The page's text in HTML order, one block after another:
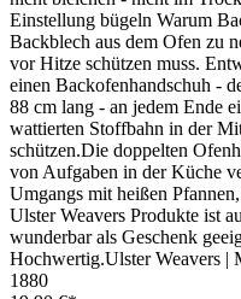
Einstellung bügeln Warum
Backblech aus dem Ofen zu
vor Hitze schützen muss.
einen Backofenhandschuh -
88 cm lang - an jedem Ende
wattierten Stoffbahn in der
schützen.Die doppelten
von Aufgaben in der Küche
Umgangs mit heißen
Ulster Weavers Produkte ist
wunderbar als Geschenk
Hochwertig.Ulster Weavers |
1880